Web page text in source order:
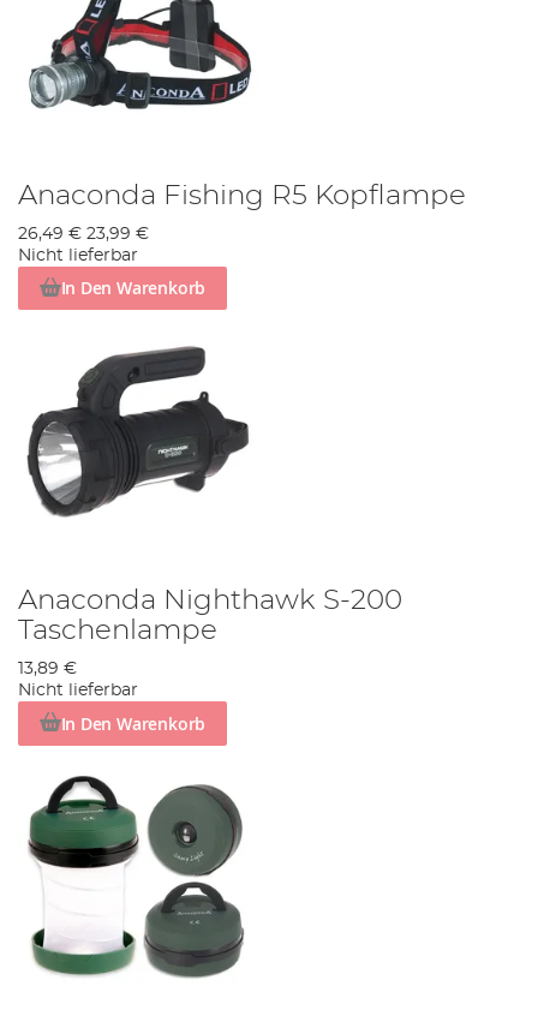
Anaconda Fishing R5 Kopflampe
26,49 € 23,99 €
Nicht lieferbar
In Den Warenkorb
Anaconda Nighthawk S-200
Taschenlampe
13,89 €
Nicht lieferbar
In Den Warenkorb